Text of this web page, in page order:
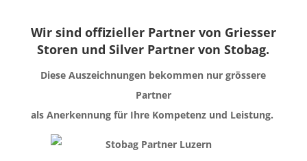
Wir sind offizieller Partner von Griesser
Storen und Silver Partner von Stobag.
Diese Auszeichnungen bekommen nur grössere
Partner
als Anerkennung für Ihre Kompetenz und Leistung.